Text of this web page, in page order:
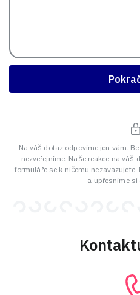
Na váš dotaz odpovíme jen vám.
nezveřejníme. Naše reakce na váš
formuláře se k ničemu
a upřesníme si